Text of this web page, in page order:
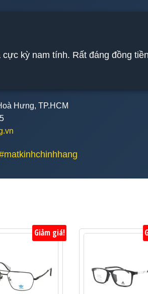
kỳ nam tính. Rất đáng đồng
Hưng, TP.HCM
Giảm giá!